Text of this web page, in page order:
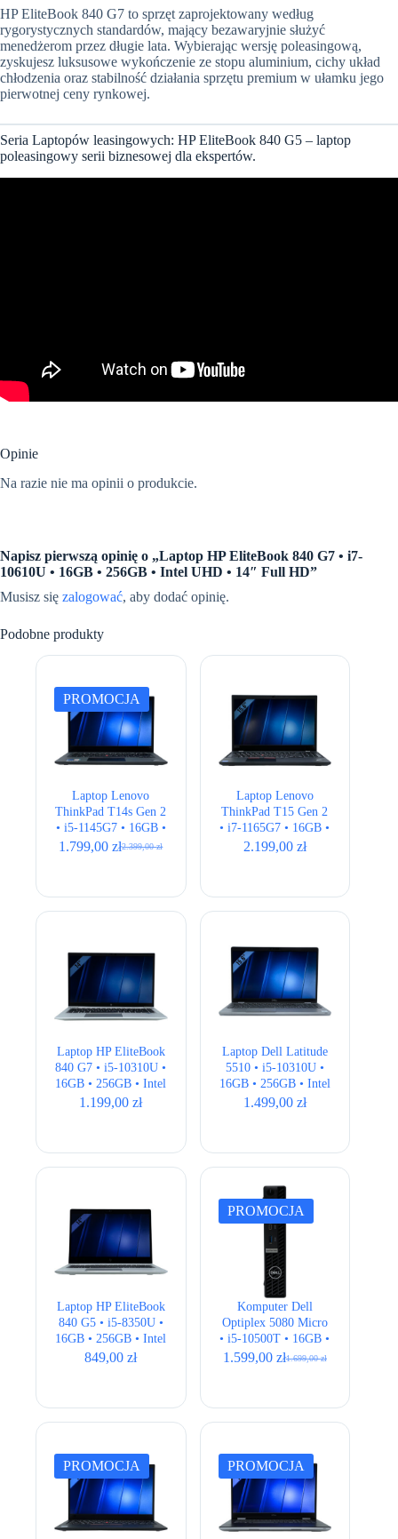
HP EliteBook 840 G7 to sprzęt zaprojektowany według
rygorystycznych standardów, mający bezawaryjnie służyć
menedżerom przez długie lata. Wybierając wersję poleasingową,
zyskujesz luksusowe wykończenie ze stopu aluminium, cichy układ
chłodzenia oraz stabilność działania sprzętu premium w ułamku jego
pierwotnej ceny rynkowej.
Seria Laptopów leasingowych: HP EliteBook 840 G5 – laptop
poleasingowy serii biznesowej dla ekspertów.
Opinie
Na razie nie ma opinii o produkcie.
Napisz pierwszą opinię o „Laptop HP EliteBook 840 G7 • i7-
10610U • 16GB • 256GB • Intel UHD • 14″ Full HD”
Musisz się zalogować, aby dodać opinię.
Podobne produkty
PROMOCJA
Laptop Lenovo
ThinkPad T14s Gen 2
• i5-1145G7 • 16GB •
256GB • Intel Iris Xe
2.399,00zł
Pierwotna
2.399,00 zł.
1.799,00zł
Aktualna
1.799,00 zł.
Laptop Lenovo
ThinkPad T15 Gen 2
• i7-1165G7 • 16GB •
256GB • Intel Iris Xe
2.199,00 zł
Laptop HP EliteBook
840 G7 • i5-10310U •
16GB • 256GB • Intel
UHD • 14″ Full HD
1.199,00zł
Laptop Dell Latitude
5510 • i5-10310U •
16GB • 256GB • Intel
UHD • 15.6″ Full HD
1.499,00 zł
Laptop HP EliteBook
840 G5 • i5-8350U •
16GB • 256GB • Intel
UHD • 14,1″ Full HD
849,00zł
PROMOCJA
Komputer Dell
Optiplex 5080 Micro
• i5-10500T • 16GB •
256GB • UHD 630
1.699,00zł
Pierwotna
1.699,00 zł.
1.599,00 zł
Aktualna
1.599,00 zł.
PROMOCJA PROMOCJA